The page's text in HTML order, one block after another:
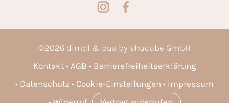
©2026 dirndl & bua by shucube GmbH
Kontakt
AGB
Barrierefreiheitserklärung
Datenschutz
Cookie-Einstellungen
Impressum